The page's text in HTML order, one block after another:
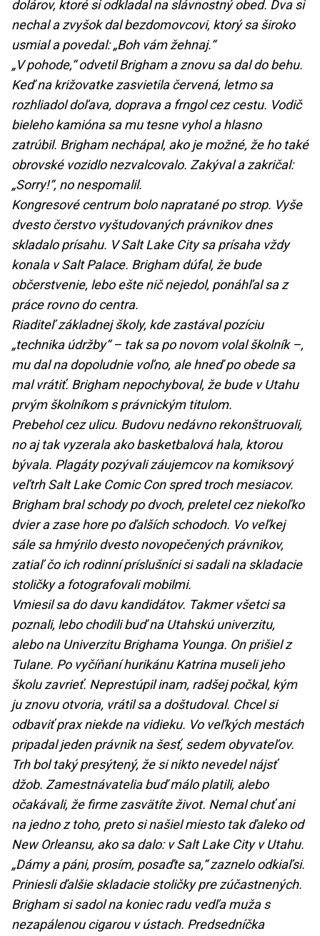
dolárov, ktoré si odkladal na slávnostný obed. Dva si
nechal a zvyšok dal bezdomovcovi, ktorý sa široko
usmial a povedal: „Boh vám žehnaj.“
„V pohode,“ odvetil Brigham a znovu sa dal do behu.
Keď na križovatke zasvietila červená, letmo sa
rozhliadol doľava, doprava a frngol cez cestu. Vodič
bieleho kamióna sa mu tesne vyhol a hlasno
zatrúbil. Brigham nechápal, ako je možné, že ho také
obrovské vozidlo nezvalcovalo. Zakýval a zakričal:
„Sorry!“, no nespomalil.
Kongresové centrum bolo napratané po strop. Vyše
dvesto čerstvo vyštudovaných právnikov dnes
skladalo prísahu. V Salt Lake City sa prísaha vždy
konala v Salt Palace. Brigham dúfal, že bude
občerstvenie, lebo ešte nič nejedol, ponáhľal sa z
práce rovno do centra.
Riaditeľ základnej školy, kde zastával pozíciu
„technika údržby“ – tak sa po novom volal školník –,
mu dal na dopoludnie voľno, ale hneď po obede sa
mal vrátiť. Brigham nepochyboval, že bude v Utahu
prvým školníkom s právnickým titulom.
Prebehol cez ulicu. Budovu nedávno rekonštruovali,
no aj tak vyzerala ako basketbalová hala, ktorou
bývala. Plagáty pozývali záujemcov na komiksový
veľtrh Salt Lake Comic Con spred troch mesiacov.
Brigham bral schody po dvoch, preletel cez niekoľko
dvier a zase hore po ďalších schodoch. Vo veľkej
sále sa hmýrilo dvesto novopečených právnikov,
zatiaľ čo ich rodinní príslušníci si sadali na skladacie
stoličky a fotografovali mobilmi.
Vmiesil sa do davu kandidátov. Takmer všetci sa
poznali, lebo chodili buď na Utahskú univerzitu,
alebo na Univerzitu Brighama Younga. On prišiel z
Tulane. Po vyčíňaní hurikánu Katrina museli jeho
školu zavrieť. Neprestúpil inam, radšej počkal, kým
ju znovu otvoria, vrátil sa a doštudoval. Chcel si
odbaviť prax niekde na vidieku. Vo veľkých mestách
pripadal jeden právnik na šesť, sedem obyvateľov.
Trh bol taký presýtený, že si nikto nevedel nájsť
džob. Zamestnávatelia buď málo platili, alebo
očakávali, že firme zasvätíte život. Nemal chuť ani
na jedno z toho, preto si našiel miesto tak ďaleko od
New Orleansu, ako sa dalo: v Salt Lake City v Utahu.
„Dámy a páni, prosím, posaďte sa,“ zaznelo odkiaľsi.
Priniesli ďalšie skladacie stoličky pre zúčastnených.
Brigham si sadol na koniec radu vedľa muža s
nezapálenou cigarou v ústach. Predsedníčka